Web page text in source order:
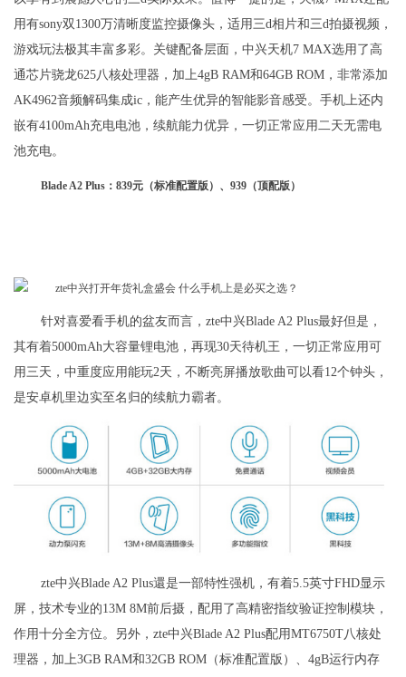
用有sony双1300万清晰度监控摄像头，适用三d相片和三d拍摄视频，
游戏玩法极其丰富多彩。关键配备层面，中兴天机7 MAX选用了高
通芯片骁龙625八核处理器，加上4gB RAM和64GB ROM，非常添加
AK4962音频解码集成ic，能产生优异的智能影音感受。手机上还内
嵌有4100mAh充电电池，续航能力优异，一切正常应用二天无需电
池充电。
Blade A2 Plus：839元（标准配置版）、939（顶配版）
针对喜爱看手机的盆友而言，zte中兴Blade A2 Plus最好但是，
其有着5000mAh大容量锂电池，再现30天待机王，一切正常应用可
用三天，中重度应用能玩2天，不断亮屏播放歌曲可以看12个钟头，
是安卓机里边实至名归的续航力霸者。
zte中兴Blade A2 Plus還是一部特性强机，有着5.5英寸FHD显示
屏，技术专业的13M 8M前后摄，配用了高精密指纹验证控制模块，
作用十分全方位。另外，zte中兴Blade A2 Plus配用MT6750T八核处
理器，加上3GB RAM和32GB ROM（标准配置版）、4gB运行内存